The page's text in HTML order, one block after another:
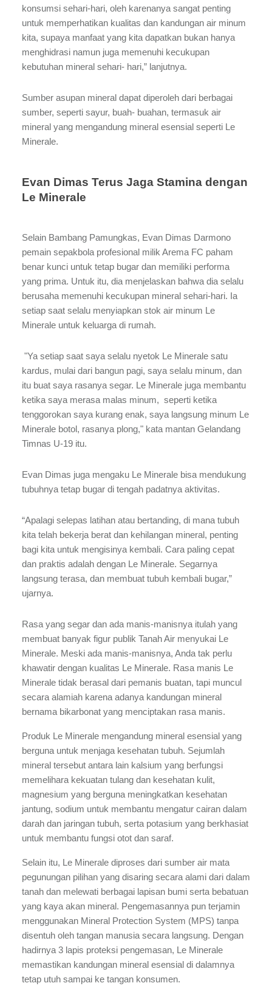
konsumsi sehari-hari, oleh karenanya sangat penting
untuk memperhatikan kualitas dan kandungan air minum
kita, supaya manfaat yang kita dapatkan bukan hanya
menghidrasi namun juga memenuhi kecukupan
kebutuhan mineral sehari- hari,” lanjutnya.
Sumber asupan mineral dapat diperoleh dari berbagai
sumber, seperti sayur, buah- buahan, termasuk air
mineral yang mengandung mineral esensial seperti Le
Minerale.
Evan Dimas Terus Jaga Stamina dengan
Le Minerale
Selain Bambang Pamungkas, Evan Dimas Darmono
pemain sepakbola profesional milik Arema FC paham
benar kunci untuk tetap bugar dan memiliki performa
yang prima. Untuk itu, dia menjelaskan bahwa dia selalu
berusaha memenuhi kecukupan mineral sehari-hari. Ia
setiap saat selalu menyiapkan stok air minum Le
Minerale untuk keluarga di rumah.
"Ya setiap saat saya selalu nyetok Le Minerale satu
kardus, mulai dari bangun pagi, saya selalu minum, dan
itu buat saya rasanya segar. Le Minerale juga membantu
ketika saya merasa malas minum, seperti ketika
tenggorokan saya kurang enak, saya langsung minum Le
Minerale botol, rasanya plong," kata mantan Gelandang
Timnas U-19 itu.
Evan Dimas juga mengaku Le Minerale bisa mendukung
tubuhnya tetap bugar di tengah padatnya aktivitas.
“Apalagi selepas latihan atau bertanding, di mana tubuh
kita telah bekerja berat dan kehilangan mineral, penting
bagi kita untuk mengisinya kembali. Cara paling cepat
dan praktis adalah dengan Le Minerale. Segarnya
langsung terasa, dan membuat tubuh kembali bugar,”
ujarnya.
Rasa yang segar dan ada manis-manisnya itulah yang
membuat banyak figur publik Tanah Air menyukai Le
Minerale. Meski ada manis-manisnya, Anda tak perlu
khawatir dengan kualitas Le Minerale. Rasa manis Le
Minerale tidak berasal dari pemanis buatan, tapi muncul
secara alamiah karena adanya kandungan mineral
bernama bikarbonat yang menciptakan rasa manis.
Produk Le Minerale mengandung mineral esensial yang
berguna untuk menjaga kesehatan tubuh. Sejumlah
mineral tersebut antara lain kalsium yang berfungsi
memelihara kekuatan tulang dan kesehatan kulit,
magnesium yang berguna meningkatkan kesehatan
jantung, sodium untuk membantu mengatur cairan dalam
darah dan jaringan tubuh, serta potasium yang berkhasiat
untuk membantu fungsi otot dan saraf.
Selain itu, Le Minerale diproses dari sumber air mata
pegunungan pilihan yang disaring secara alami dari dalam
tanah dan melewati berbagai lapisan bumi serta bebatuan
yang kaya akan mineral. Pengemasannya pun terjamin
menggunakan Mineral Protection System (MPS) tanpa
disentuh oleh tangan manusia secara langsung. Dengan
hadirnya 3 lapis proteksi pengemasan, Le Minerale
memastikan kandungan mineral esensial di dalamnya
tetap utuh sampai ke tangan konsumen.